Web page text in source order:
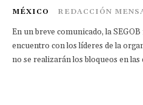
MÉXICO REDACCIÓN
En un breve comunicado, la
encuentro con los líderes de la
no se realizarán los bloqueos en las